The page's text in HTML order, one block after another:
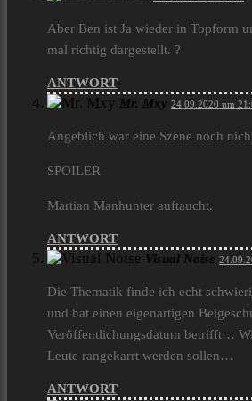
Aber Ben ist Ja wieder in Topform
mal richtig dargestellt. ?
ANTWORT
Mr. Mxy 24.09.2020 um
Angeblich war eine Szene noch
SPOILER
Martian Manhunter auftaucht.
ANTWORT
Visual Noise
Die Thematik finde ich echt
und hat einen eigenartigen
Veröffentlichungsdatum betrifft…
Leute rangekarrt werden sollen…
ANTWORT